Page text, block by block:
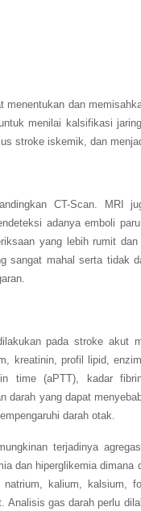
menentukan dan
menilai kalsifikasi
stroke iskemik, dan
CT-Scan. MRI
adanya emboli
yang lebih rumit
sangat mahal serta tidak
pada stroke akut
kreatinin, profil lipid,
time (aPTT), kadar
darah yang dapat
darah otak.
terjadinya
dan hiperglikemia
natrium, kalium, kalsium,
Analisis gas darah perlu